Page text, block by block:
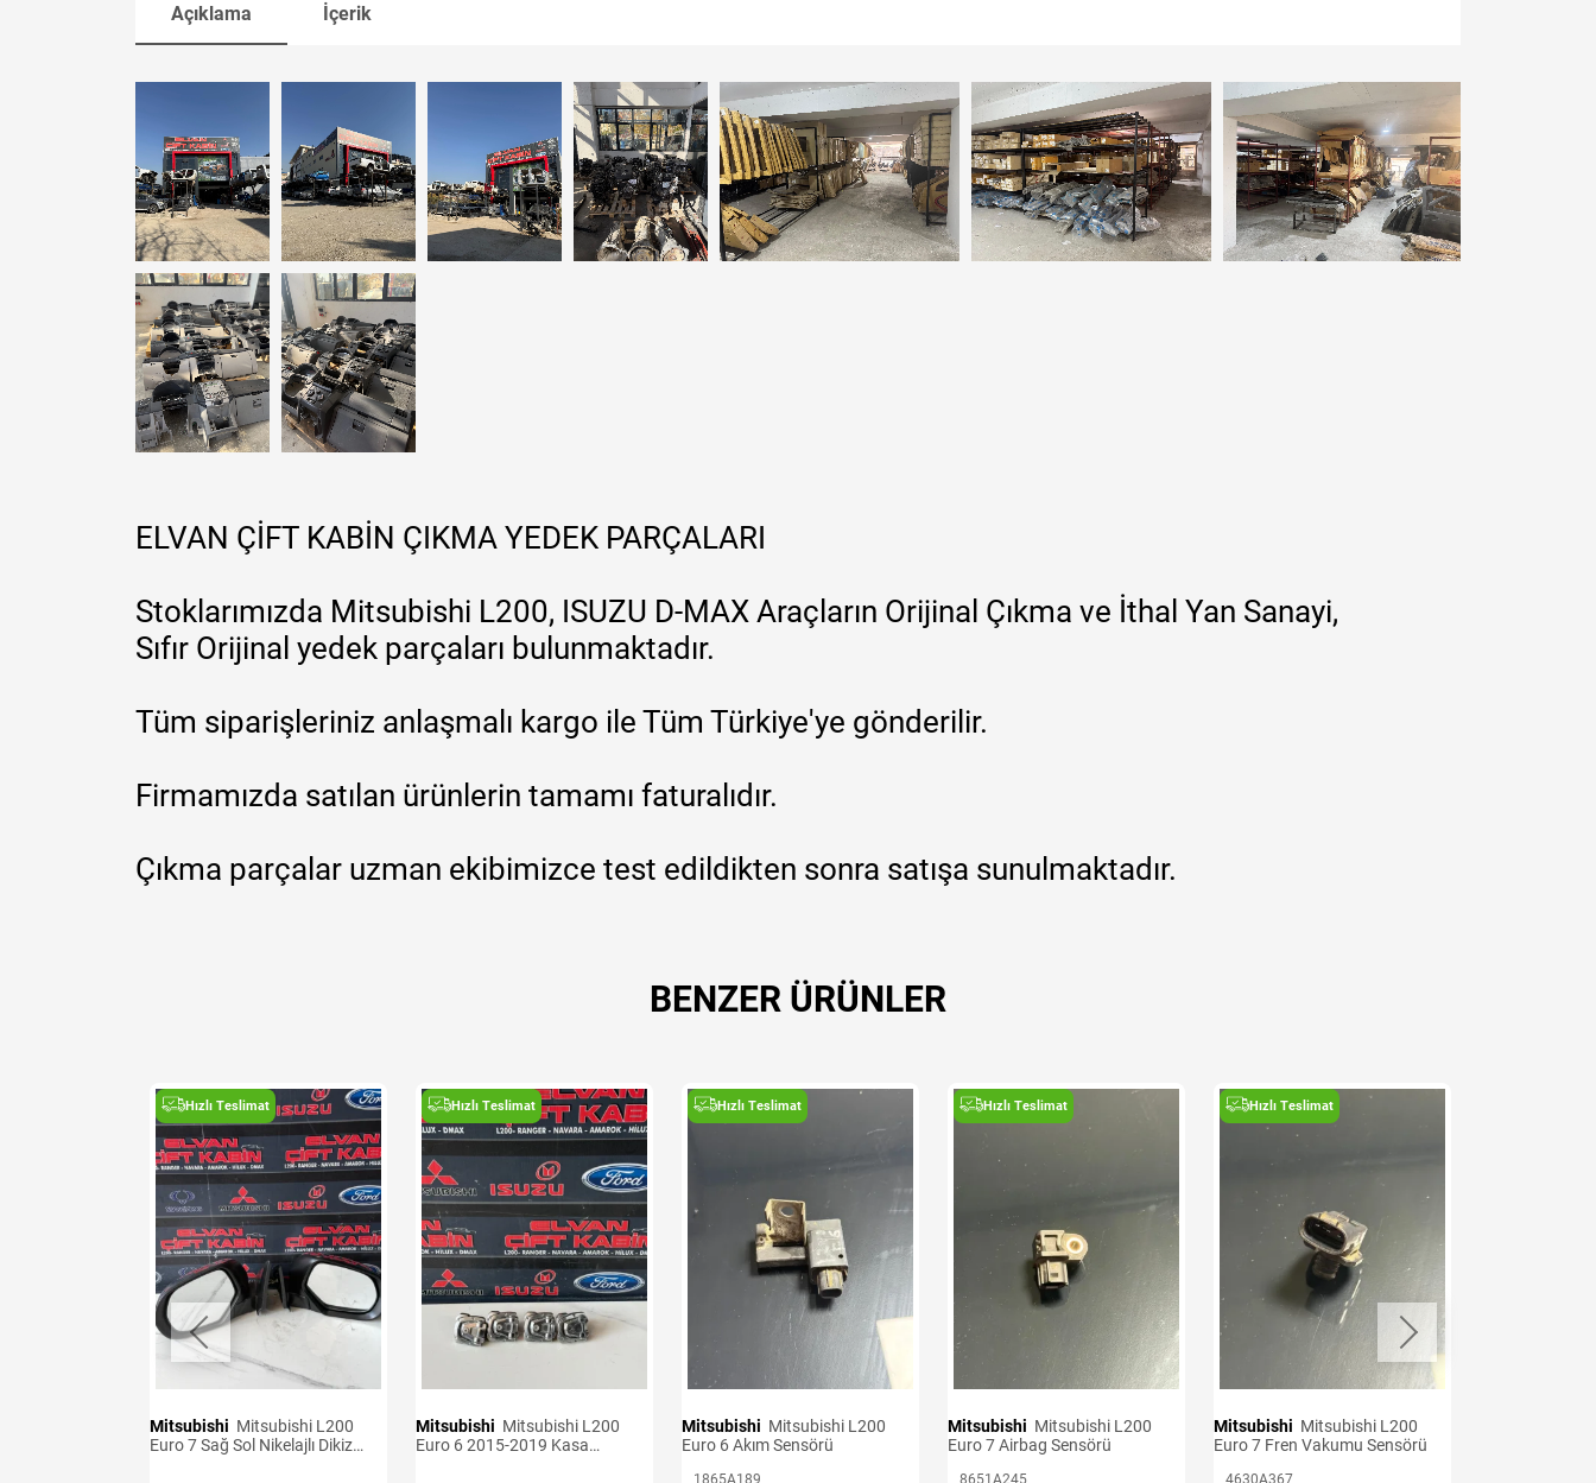
Açıklama İçerik
ELVAN ÇİFT KABİN ÇIKMA YEDEK PARÇALARI
Stoklarımızda Mitsubishi L200, ISUZU D-MAX Araçların Orijinal Çıkma ve İthal Yan Sanayi,
Sıfır Orijinal yedek parçaları bulunmaktadır.
Tüm siparişleriniz anlaşmalı kargo ile Tüm Türkiye'ye gönderilir.
Firmamızda satılan ürünlerin tamamı faturalıdır.
Çıkma parçalar uzman ekibimizce test edildikten sonra satışa sunulmaktadır.
BENZER ÜRÜNLER
Hızlı Teslimat
Mitsubishi
Euro 7 Sağ Sol Nikelajlı Dikiz
Hızlı Teslimat
Mitsubishi
Euro 6 2015-2019 Kasa
Hızlı Teslimat
Mitsubishi
Euro 6 Akım Sensörü
Hızlı Teslimat
Mitsubishi
Euro 7 Airbag Sensörü
Hızlı Teslimat
Mitsubishi
Euro 7 Fren Vakumu Sensörü